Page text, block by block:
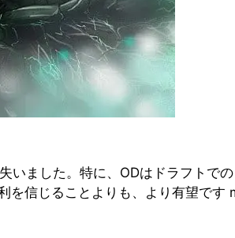
ました。特に、ODはドラフトで
信じることよりも、より有望です